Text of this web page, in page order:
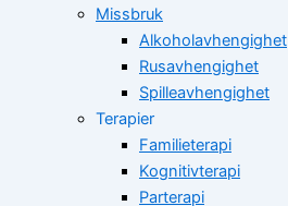
Missbruk
Alkoholavhengighet
Rusavhengighet
Spilleavhengighet
Terapier
Familieterapi
Kognitivterapi
Parterapi